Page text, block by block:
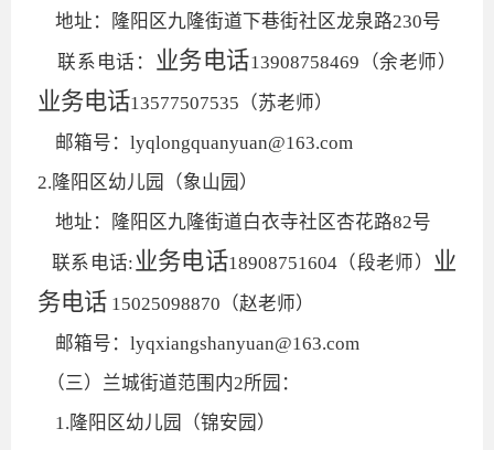
地址：隆阳区九隆街道下巷街社区龙泉路230号
联系电话：
业务电话13908758469（余老师）
业务电话13577507535（苏老师）
邮箱号：lyqlongquanyuan@163.com
2.隆阳区幼儿园（象山园）
地址：隆阳区九隆街道白衣寺社区杏花路82号
联系电话: 业务电话18908751604（段老师）
业
务电话 15025098870（赵老师）
邮箱号：lyqxiangshanyuan@163.com
（三）兰城街道范围内2所园：
1.隆阳区幼儿园（锦安园）